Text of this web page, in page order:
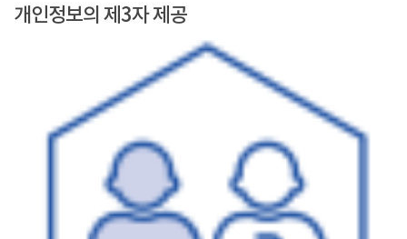
개인정보의 제3자 제공